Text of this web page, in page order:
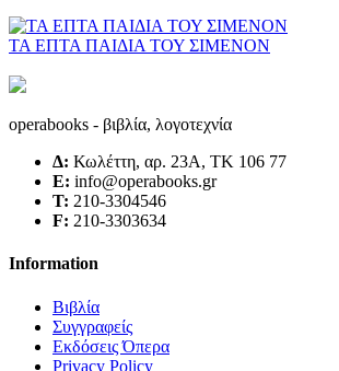
ΤΑ ΕΠΤΑ ΠΑΙΔΙΑ ΤΟΥ ΣΙΜΕΝΟΝ
operabooks - βιβλία, λογοτεχνία
Δ: Κωλέττη, αρ. 23Α, ΤΚ 106 77
E: info@operabooks.gr
Τ: 210-3304546
F: 210-3303634
Information
Βιβλία
Συγγραφείς
Εκδόσεις Όπερα
Privacy Policy